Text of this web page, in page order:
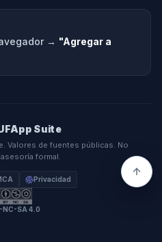
→ "Agregar a
Suite
Valores de fuentes públicas. No
formal.
Privacidad
NC-SA 4.0